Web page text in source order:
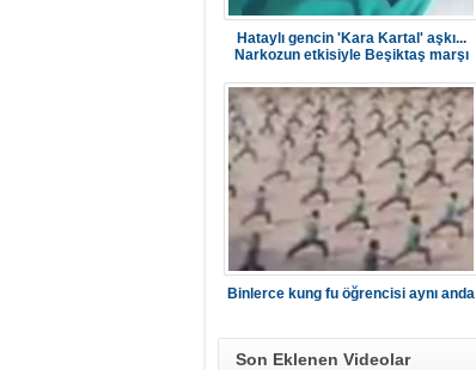
Hataylı gencin 'Kara Kartal' aşkı...
Narkozun etkisiyle Beşiktaş marşı
Binlerce kung fu öğrencisi aynı anda
Son Eklenen Videolar